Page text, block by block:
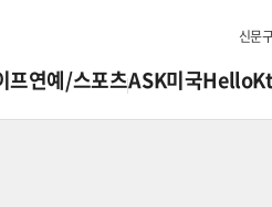
신문
프연예/스포츠ASK미국